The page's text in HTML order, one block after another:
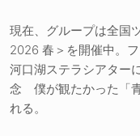
現在、グループは全国
2026 春＞を開催中。
河口湖ステラシアター
念 僕が観たかった「
れる。